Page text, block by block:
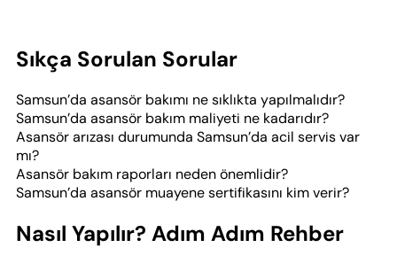
Sıkça Sorulan Sorular
Samsun’da asansör bakımı ne sıklıkta yapılmalıdır?
Samsun’da asansör bakım maliyeti ne kadarıdır?
Asansör arızası durumunda Samsun’da acil servis var
mı?
Asansör bakım raporları neden önemlidir?
Samsun’da asansör muayene sertifikasını kim verir?
Nasıl Yapılır? Adım Adım Rehber